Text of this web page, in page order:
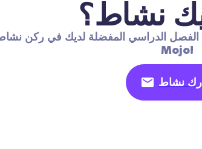
نشاط؟
الدراسي المفضلة لديك في ركن
Mojo!
نشاط